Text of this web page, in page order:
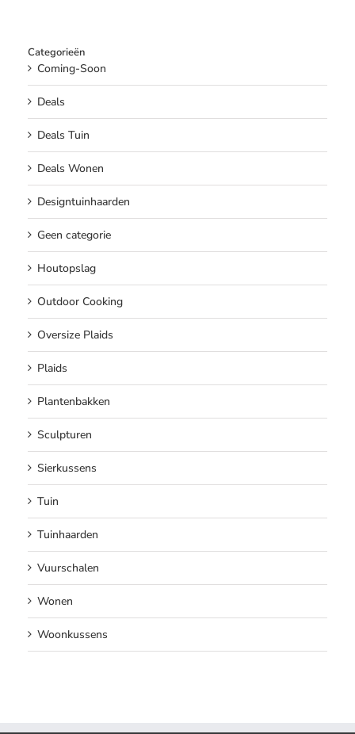
Categorieën
Coming-Soon
Deals
Deals Tuin
Deals Wonen
Designtuinhaarden
Geen categorie
Houtopslag
Outdoor Cooking
Oversize Plaids
Plaids
Plantenbakken
Sculpturen
Sierkussens
Tuin
Tuinhaarden
Vuurschalen
Wonen
Woonkussens